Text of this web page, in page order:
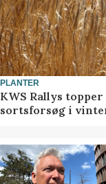
PLANTER
KWS Rallys
sortsforsøg i